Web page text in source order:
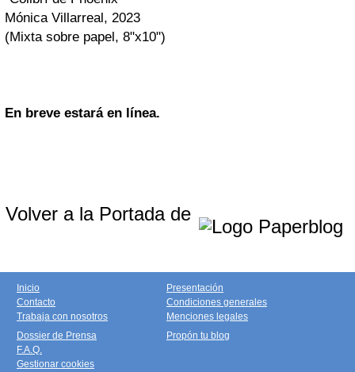
Mónica Villarreal, 2023
(Mixta sobre papel, 8"x10")
En breve estará en línea.
Volver a la Portada de
Inicio
Contacto
Trabaja con nosotros
Presentación
Condiciones generales
Menciones legales
Dossier de Prensa
F.A.Q.
Gestionar cookies
Propón tu blog